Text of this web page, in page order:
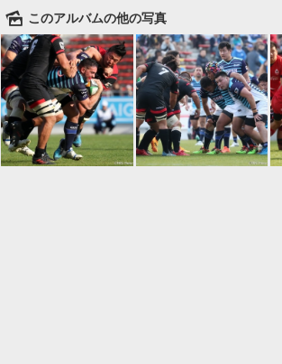
🌄 このアルバムの他の写真